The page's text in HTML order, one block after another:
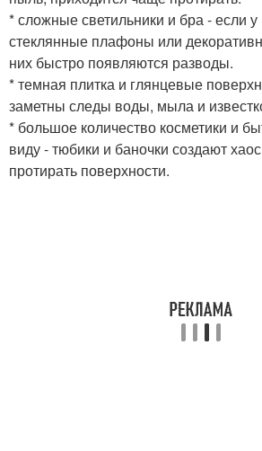
* сложные светильники и бра - если у
стеклянные плафоны или
них быстро появляются разводы.
* темная плитка и глянцевые
заметны следы воды, мыла и
* большое количество косметики и
виду - тюбики и баночки создают
протирать поверхности.